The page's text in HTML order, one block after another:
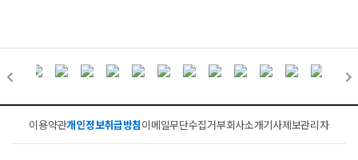
이용약관개인정보취급방침이메일무단수집거부회사소개기사제보관리자